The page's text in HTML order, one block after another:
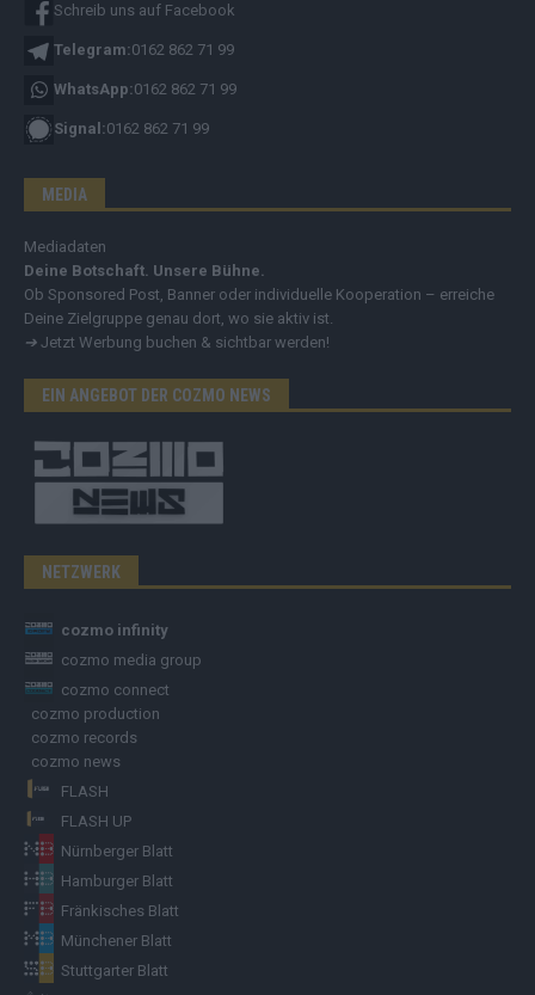
Schreib uns auf Facebook
Telegram:0162 862 71 99
WhatsApp:0162 862 71 99
Signal:0162 862 71 99
MEDIA
Mediadaten
Deine Botschaft. Unsere Bühne.
Ob Sponsored Post, Banner oder individuelle Kooperation – erreiche
Deine Zielgruppe genau dort, wo sie aktiv ist.
➔ Jetzt Werbung buchen & sichtbar werden!
EIN ANGEBOT DER COZMO NEWS
NETZWERK
cozmo infinity
cozmo media group
cozmo connect
cozmo production
cozmo records
cozmo news
FLASH
FLASH UP
Nürnberger Blatt
Hamburger Blatt
Fränkisches Blatt
Münchener Blatt
Stuttgarter Blatt